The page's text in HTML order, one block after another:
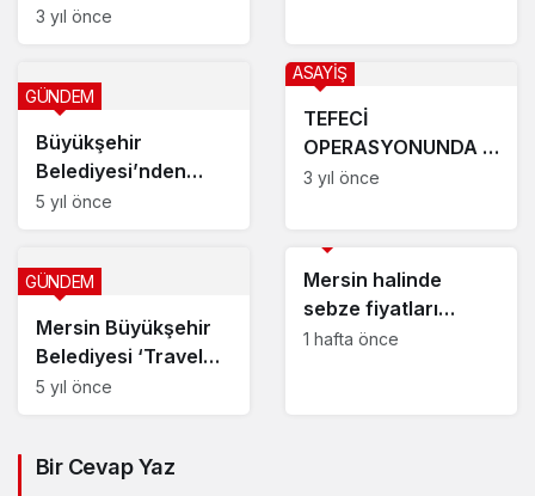
Vatandaşlık İşleri
3 yıl önce
Büyükşehir
Belediyesi’nden
Tarsuslu esnafa
GÜNDEM
5 yıl önce
TEFECİ
OPERASYONUNDA 11
ŞÜPHELİ GÖZALTINA
ASAYİŞ
3 yıl önce
Mersin Büyükşehir
Belediyesi ‘Travel
Turkey İzmir
GÜNDEM
5 yıl önce
Mersin halinde
sebze fiyatları
açıklandı: Bir üründe
1 hafta önce
Bir Cevap Yaz